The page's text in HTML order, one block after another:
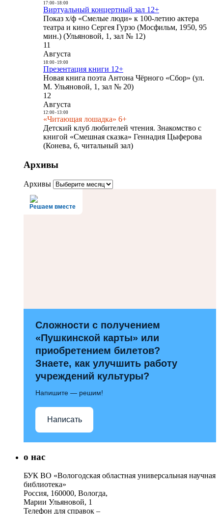
17:00- 18:00
Виртуальный концертный зал 12+
Показ х/ф «Смелые люди» к 100-летию актера
театра и кино Сергея Гурзо (Мосфильм, 1950, 95
мин.) (Ульяновой, 1, зал № 12)
11
Августа
18:00- 19:00
Презентация книги 12+
Новая книга поэта Антона Чёрного «Сбор» (ул.
М. Ульяновой, 1, зал № 20)
12
Августа
12:00- 13:00
«Читающая лошадка» 6+
Детский клуб любителей чтения. Знакомство с
книгой «Смешная сказка» Геннадия Цыферова
(Конева, 6, читальный зал)
Архивы
Архивы
Решаем вместе
Сложности с получением
«Пушкинской карты» или
приобретением билетов?
Знаете, как улучшить работу
учреждений культуры?
Напишите — решим!
Написать
о нас
БУК ВО «Вологодская областная универсальная научная
библиотека»
Россия, 160000, Вологда,
Марии Ульяновой, 1
Телефон для справок –